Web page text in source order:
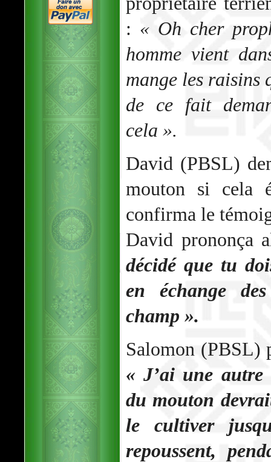
: « Oh cher
homme vient
mange les raisins
de ce fait
cela ».
David (PBSL)
mouton si cela
confirma le
David prononça
décidé que tu
en échange
champ ».
Salomon (PBSL)
« J’ai une
du mouton
le cultiver
repoussent,